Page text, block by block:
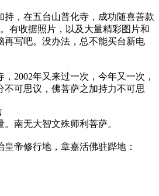
持，在五台山普化寺，成功随喜善款
有收据照片，以及大量精彩图片和
再写吧。没办法，总不能买台新电
2002年又来过一次，今年又一次，
不可思议，佛菩萨之加持力不可思
南无大智文殊师利菩萨。
帝修行地，章嘉活佛驻跸地：